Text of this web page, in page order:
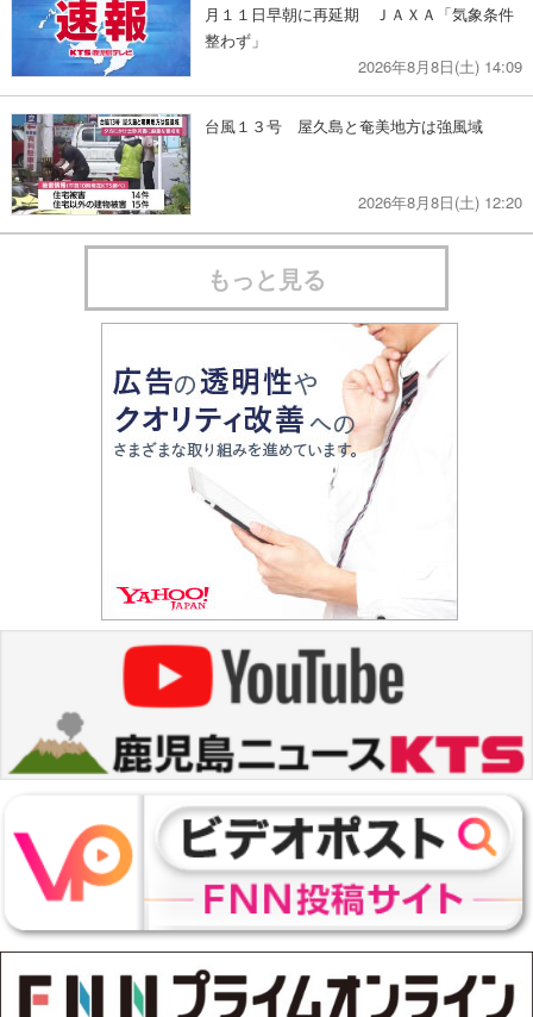
月１１日早朝に再延期 ＪＡＸＡ「気象条件
整わず」
2026年8月8日(土) 14:09
台風１３号 屋久島と奄美地方は強風域
2026年8月8日(土) 12:20
もっと見る